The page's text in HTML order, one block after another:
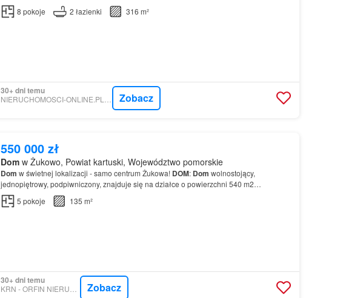
8 pokoje 2 łazienki 316 m²
30+ dni temu
NIERUCHOMOSCI-ONLINE.PL - GOLDEN PROPERTY Zobacz
550 000 zł
Domw Żukowo, Powiat kartuski, Województwo pomorskie
Dom w świetnej lokalizacji - samo centrum Żukowa! DOM: Dom wolnostojący,
jednopiętrowy, podpiwniczony, znajduje się na działce o powierzchni 540 m2…
5 pokoje 135 m²
30+ dni temu
Zobacz